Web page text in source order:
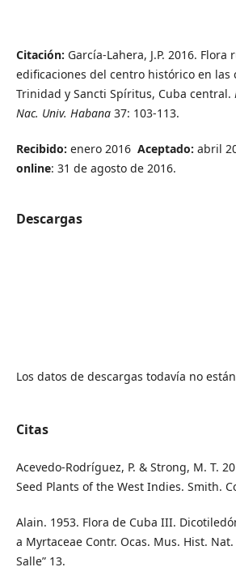
Citación: García-Lahera, J.P. 2016.
edificaciones del centro histórico en las
Trinidad y Sancti Spíritus, Cuba central.
Nac. Univ. Habana 37: 103-113.
Recibido: enero 2016 Aceptado: abril
online: 31 de agosto de 2016.
Descargas
Los datos de descargas todavía no
Citas
Acevedo-Rodríguez, P. & Strong, M. T.
Seed Plants of the West Indies. Smith.
Alain. 1953. Flora de Cuba III.
a Myrtaceae Contr. Ocas. Mus. Hist. Nat.
Salle” 13.